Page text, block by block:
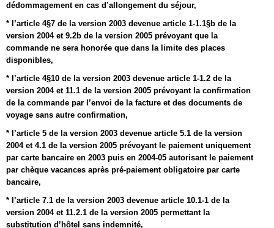
dédommagement en cas d’allongement du séjour,
* l’article 4§7 de la version 2003 devenue article 1-1.1§b de la
version 2004 et 9.2b de la version 2005 prévoyant que la
commande ne sera honorée que dans la limite des places
disponibles,
* l’article 4§10 de la version 2003 devenue article 1-1.2 de la
version 2004 et 11.1 de la version 2005 prévoyant la confirmation
de la commande par l’envoi de la facture et des documents de
voyage sans autre confirmation,
* l’article 5 de la version 2003 devenue article 5.1 de la version
2004 et 4.1 de la version 2005 prévoyant le paiement uniquement
par carte bancaire en 2003 puis en 2004-05 autorisant le paiement
par chèque vacances après pré-paiement obligatoire par carte
bancaire,
* l’article 7.1 de la version 2003 devenue article 10.1-1 de la
version 2004 et 11.2.1 de la version 2005 permettant la
substitution d’hôtel sans indemnité,